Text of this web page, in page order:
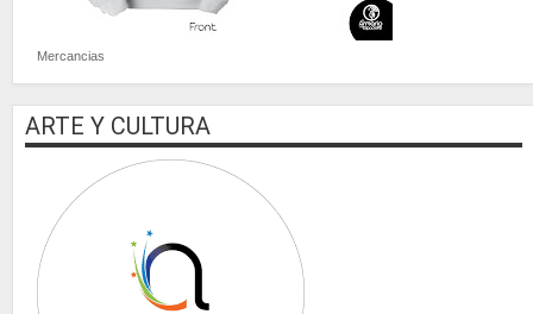
Mercancias
ARTE Y CULTURA